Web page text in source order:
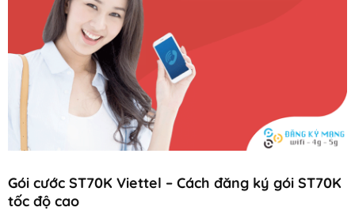
Gói cước ST70K Viettel – Cách đăng ký gói ST70K
tốc độ cao